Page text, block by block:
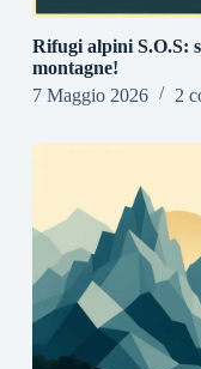
Rifugi alpini S.O.S:
montagne!
7 Maggio 2026
2